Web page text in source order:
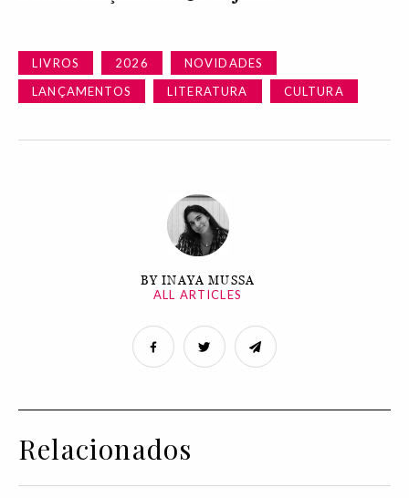
LIVROS 2026
NOVIDADES
LANÇAMENTOS
LITERATURA CULTURA
BY INAYA MUSSA
ALL ARTICLES
Relacionados